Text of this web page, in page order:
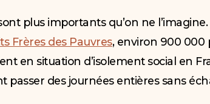
plus importants qu’on ne
Frères des Pauvres, environ 900 000
en situation d’isolement social en
passer des journées entières sans